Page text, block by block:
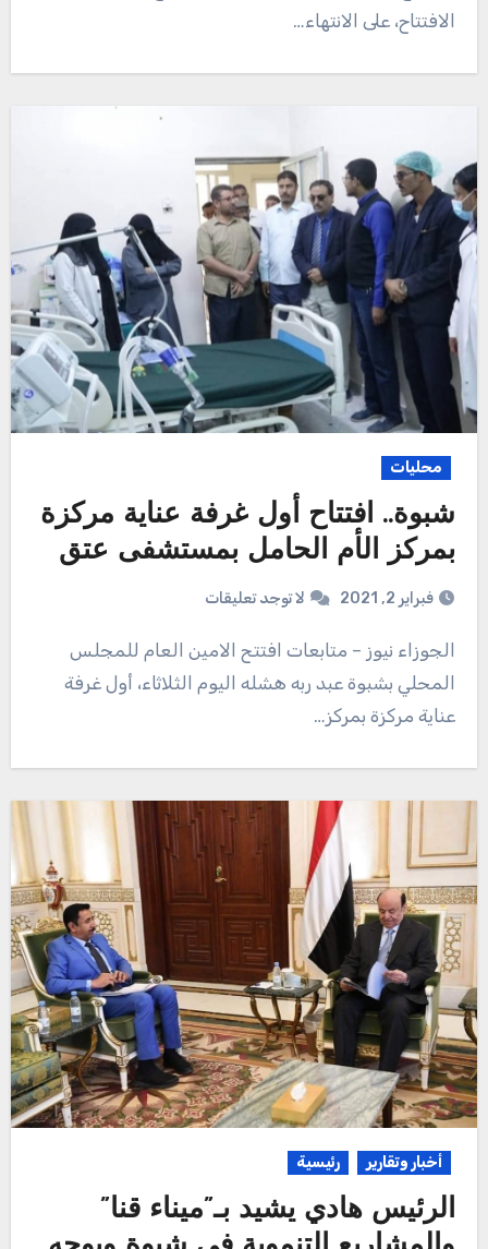
الافتتاح، على الانتهاء…
محليات
شبوة.. افتتاح أول غرفة عناية مركزة
بمركز الأم الحامل بمستشفى عتق
فبراير 2, 2021 لا توجد تعليقات
الجوزاء نيوز – متابعات افتتح الامين العام للمجلس
المحلي بشبوة عبد ربه هشله اليوم الثلاثاء، أول غرفة
عناية مركزة بمركز…
أخبار وتقارير رئيسية
الرئيس هادي يشيد بـ”ميناء قنا”